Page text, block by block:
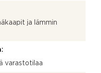
ja lämmin
varastotilaa